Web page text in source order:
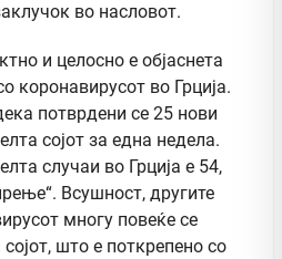
во насловот.
и целосно е објаснета
коронавирусот во Грција.
потврдени се 25 нови
сојот за една недела.
случаи во Грција е 54,
Всушност, другите
многу повеќе се
што е поткрепено со